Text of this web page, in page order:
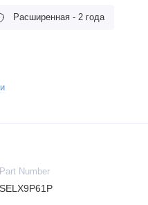
Расширенная - 2 года
Part Number
SELX9P61P